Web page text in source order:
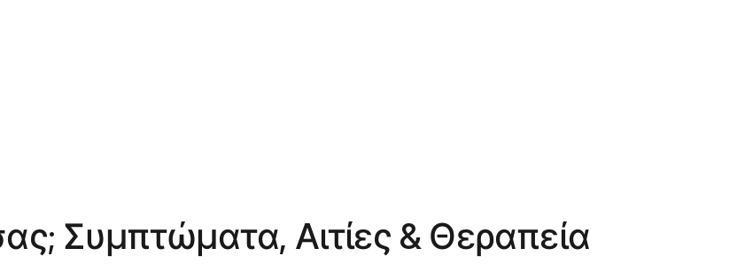
Συμπτώματα, Αιτίες & Θεραπεία